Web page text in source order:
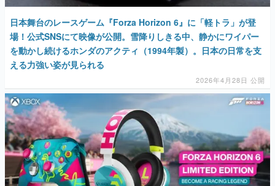
日本舞台のレースゲーム『Forza Horizon 6』に「軽トラ」が登
場！公式SNSにて映像が公開。雪降りしきる中、静かにワイパー
を動かし続けるホンダのアクティ（1994年製）。日本の日常を支
える力強い姿が見られる
2026年4月28日 公開